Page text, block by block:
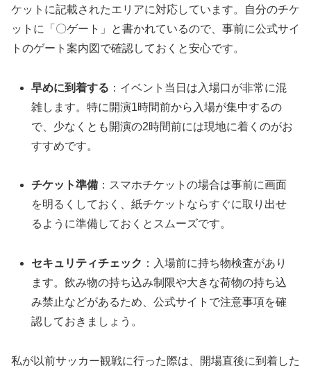
ケットに記載されたエリアに対応しています。自分のチケ
ットに「〇ゲート」と書かれているので、事前に公式サイ
トのゲート案内図で確認しておくと安心です。
早めに到着する ：イベント当日は入場口が非常に混
雑します。特に開演1時間前から入場が集中するの
で、少なくとも開演の2時間前には現地に着くのがお
すすめです。
チケット準備 ：スマホチケットの場合は事前に画面
を明るくしておく、紙チケットならすぐに取り出せ
るように準備しておくとスムーズです。
セキュリティチェック ：入場前に持ち物検査があり
ます。飲み物の持ち込み制限や大きな荷物の持ち込
み禁止などがあるため、公式サイトで注意事項を確
認しておきましょう。
私が以前サッカー観戦に行った際は、開場直後に到着した